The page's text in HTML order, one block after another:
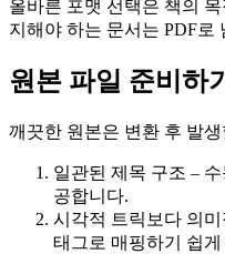
올바른 포맷 선택은 책의
지해야 하는 문서는 PDF로
원본 파일 준비하기
깨끗한 원본은 변환 후 발
일관된 제목 구조 –
공합니다.
시각적 트릭보다 의
태그로 매핑하기 쉽게